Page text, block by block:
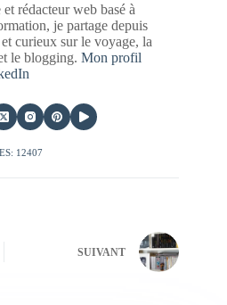
rédacteur web basé à
je partage depuis
curieux sur le voyage, la
le blogging. Mon profil
12407
SUIVANT